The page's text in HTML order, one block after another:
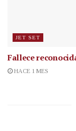
JET SET
Fallece
HACE 1 MES